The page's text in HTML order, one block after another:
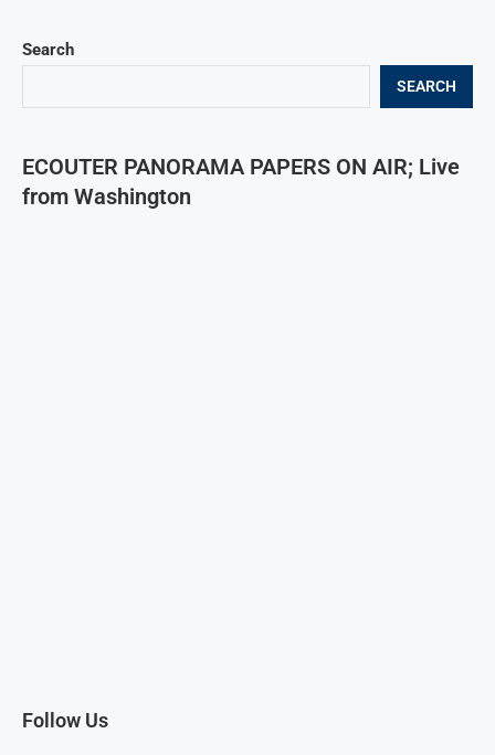
Search
SEARCH
ECOUTER PANORAMA PAPERS ON AIR; Live
from Washington
Follow Us